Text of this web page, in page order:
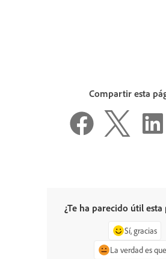
Compartir esta
¿Te ha parecido útil esta
Sí, gracias
La verdad es